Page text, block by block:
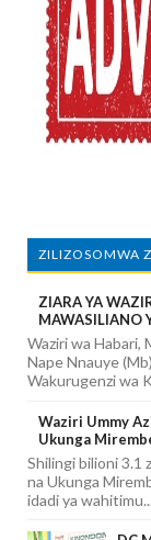
ZILIZOSOMWA
ZIARA YA
MAWASILIANO
Waziri wa Habari,
Nape Nnauye
Wakurugenzi wa
Waziri Ummy
Ukunga
Shilingi bilioni 3.1
na Ukunga
idadi ya wahitimu...